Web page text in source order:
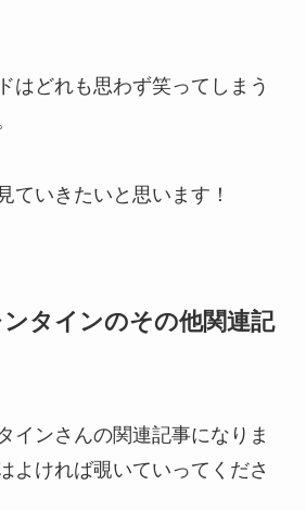
はどれも思わず笑ってしまう
ていきたいと思います！
タインのその他関連記
インさんの関連記事になりま
よければ覗いていってくださ